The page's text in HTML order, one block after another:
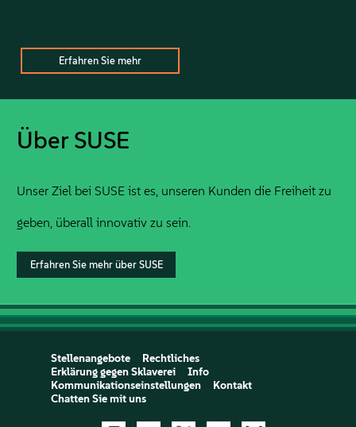
Erfahren Sie mehr
Über SUSE
Unser Ziel bei SUSE ist es, unseren Kunden die Freiheit zu
geben, überall innovativ zu sein.
Erfahren Sie mehr über SUSE
Stellenangebote
Rechtliches
Erklärung gegen Sklaverei
Info
Kommunikationseinstellungen
Kontakt
Chatten Sie mit uns